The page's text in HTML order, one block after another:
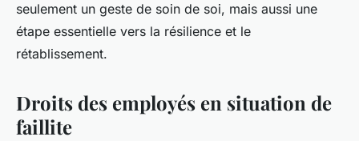
seulement un geste de soin de soi, mais aussi une
étape essentielle vers la résilience et le
rétablissement.
Droits des employés en situation de
faillite